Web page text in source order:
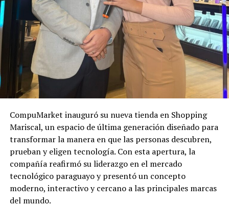
CompuMarket inauguró su nueva tienda en Shopping
Mariscal, un espacio de última generación diseñado para
transformar la manera en que las personas descubren,
prueban y eligen tecnología. Con esta apertura, la
compañía reafirmó su liderazgo en el mercado
tecnológico paraguayo y presentó un concepto
moderno, interactivo y cercano a las principales marcas
del mundo.